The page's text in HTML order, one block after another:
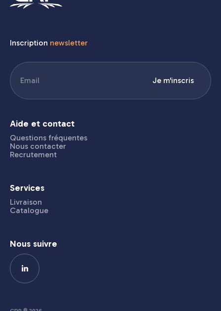
Inscription newsletter
E-
mail (Nécessaire) Je m'inscris
Aide et contact
Questions fréquentes
Nous contacter
Recrutement
Services
Livraison
Catalogue
Nous suivre